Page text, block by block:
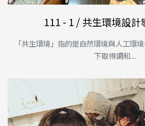
111 - 1 / 共生環境設
「共生環境」指的是自然環境與人工環
下取得調和....